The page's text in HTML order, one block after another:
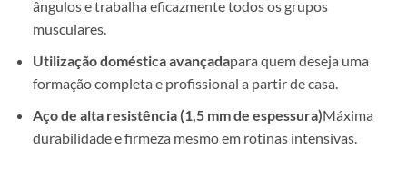
ângulos e trabalha eficazmente todos os grupos
musculares.
Utilização doméstica avançadapara quem deseja uma
formação completa e profissional a partir de casa.
Aço de alta resistência (1,5 mm de espessura)Máxima
durabilidade e firmeza mesmo em rotinas intensivas.